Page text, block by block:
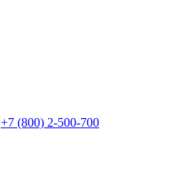
+7 (800) 2-500-700